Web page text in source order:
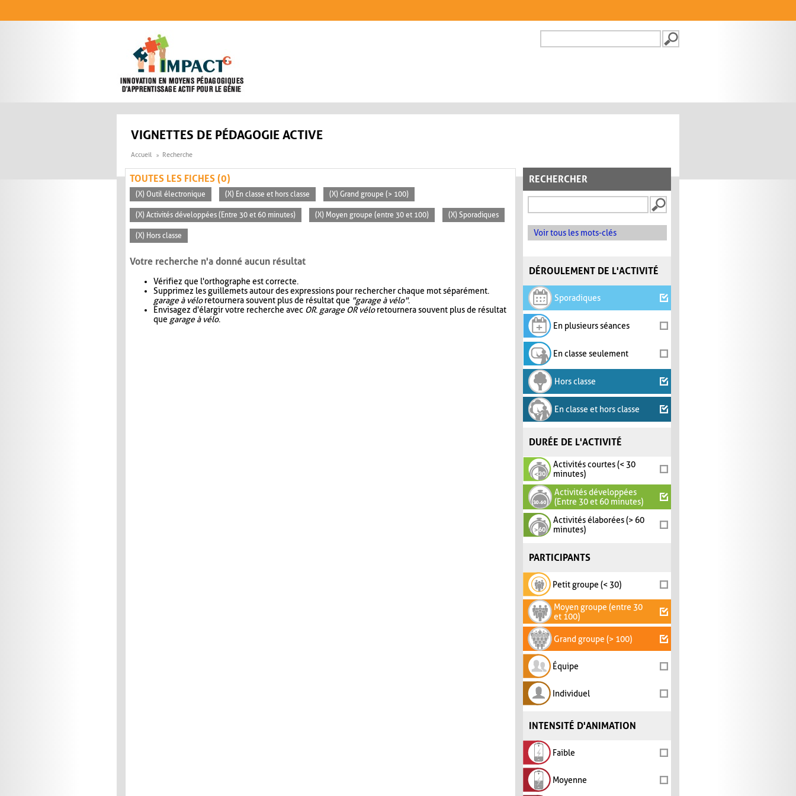
FORMULAIRE DE
VIGNETTES DE PÉDAGOGIE ACTIVE
Accueil Recherche
RECHERCHER
Voir tous les mots-clés
DÉROULEMENT DE L'ACTIVITÉ
Sporadiques
En plusieurs séances
En classe seulement
Hors classe
En classe et hors classe
DURÉE DE L'ACTIVITÉ
Activités courtes (< 30
minutes)
Activités développées
(Entre 30 et 60 minutes)
Activités élaborées (> 60
minutes)
PARTICIPANTS
Petit groupe (< 30)
Moyen groupe (entre 30
et 100)
Grand groupe (> 100)
Équipe
Individuel
INTENSITÉ D'ANIMATION
Faible
Moyenne
TOUTES LES FICHES (0)
(X) Outil électronique (X) En classe et hors classe (X) Grand groupe (> 100)
(X) Activités développées (Entre 30 et 60 minutes) (X) Moyen groupe (entre 30 et 100) (X) Sporadiques
(X) Hors classe
Votre recherche n'a donné aucun résultat
Vérifiez que l'orthographe est correcte.
Supprimez les guillemets autour des expressions pour rechercher chaque mot séparément.
garage à véloretournera souvent plus de résultat que "garage à vélo".
Envisagez d'élargir votre recherche avec OR. garage OR véloretournera souvent plus de résultat
que garage à vélo.